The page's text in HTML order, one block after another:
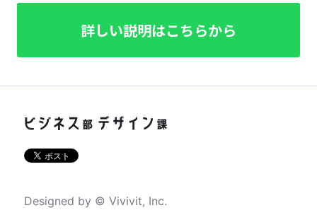
詳しい説明はこちらから
Designed by © Vivivit, Inc.